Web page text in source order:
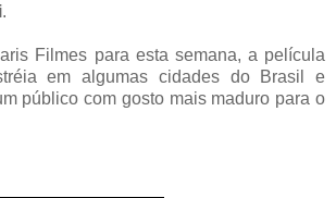
.
Filmes para esta semana, a película
em algumas cidades do Brasil e
público com gosto mais maduro para o